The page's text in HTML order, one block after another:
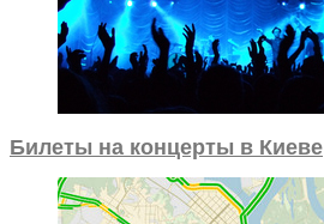
Билеты на концерты в Киеве